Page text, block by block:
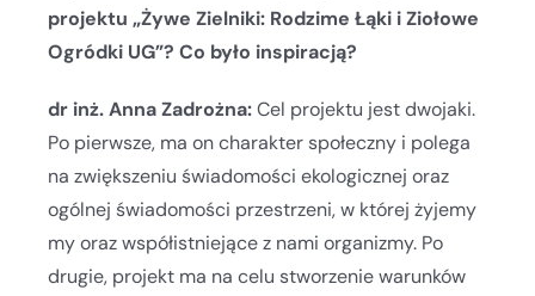
projektu „Żywe Zielniki: Rodzime Łąki i Ziołowe
Ogródki UG”? Co było inspiracją?
dr inż. Anna Zadrożna:Cel projektu jest dwojaki.
Po pierwsze, ma on charakter społeczny i polega
na zwiększeniu świadomości ekologicznej oraz
ogólnej świadomości przestrzeni, w której żyjemy
my oraz współistniejące z nami organizmy. Po
drugie, projekt ma na celu stworzenie warunków